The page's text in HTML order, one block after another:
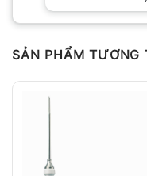
SẢN PHẨM TƯƠNG